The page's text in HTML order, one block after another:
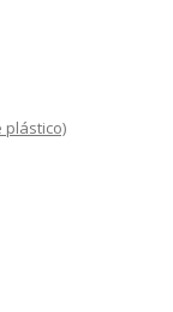
plástico)